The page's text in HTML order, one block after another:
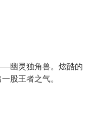
幽灵独角兽。炫酷的
股王者之气。